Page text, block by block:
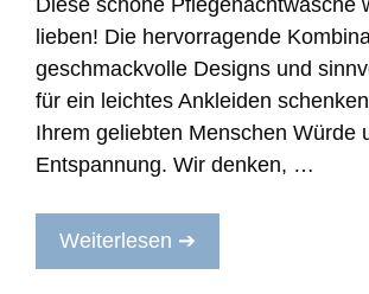
Diese schöne Pflegenachtwäsche
lieben! Die hervorragende
geschmackvolle Designs und
für ein leichtes Ankleiden
Ihrem geliebten Menschen Würde
Entspannung. Wir denken, …
Weiterlesen ➔